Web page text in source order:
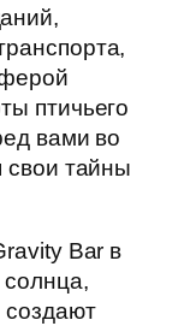
птичьего
вами во
свои тайны
Bar в
создают